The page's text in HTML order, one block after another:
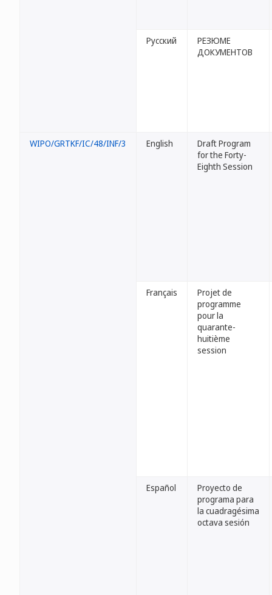
Русский
РЕЗЮМЕ
ДОКУМЕНТОВ
WIPO/GRTKF/IC/48/INF/3 English
Draft Program
for the Forty-
Eighth Session
Français
Projet de
programme
pour la
quarante-
huitième
session
Español
Proyecto de
programa para
la cuadragésima
octava sesión